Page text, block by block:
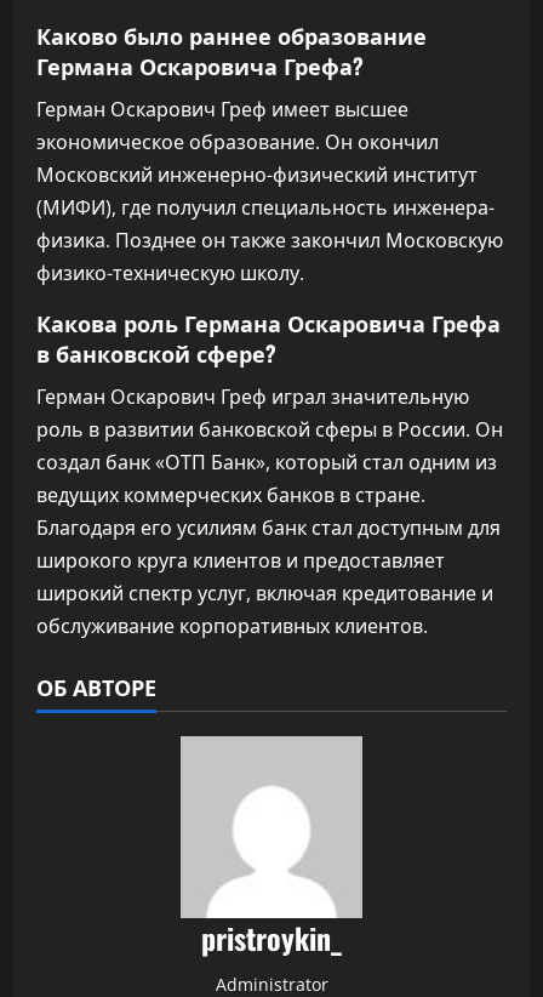
Каково было раннее образование
Германа Оскаровича Грефа?
Герман Оскарович Греф имеет высшее
экономическое образование. Он окончил
Московский инженерно-физический институт
(МИФИ), где получил специальность инженера-
физика. Позднее он также закончил Московскую
физико-техническую школу.
Какова роль Германа Оскаровича Грефа
в банковской сфере?
Герман Оскарович Греф играл значительную
роль в развитии банковской сферы в России. Он
создал банк «ОТП Банк», который стал одним из
ведущих коммерческих банков в стране.
Благодаря его усилиям банк стал доступным для
широкого круга клиентов и предоставляет
широкий спектр услуг, включая кредитование и
обслуживание корпоративных клиентов.
ОБ АВТОРЕ
pristroykin_
Administrator